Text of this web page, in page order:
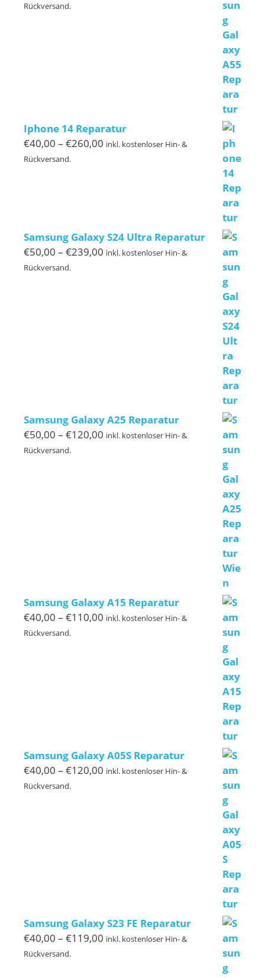
Rückversand.
Iphone 14 Reparatur
€40,00 – €260,00 Preisspanne:
inkl. kostenloser Hin- &
Rückversand.
Samsung Galaxy S24 Ultra Reparatur
€50,00 – €239,00 Preisspanne:
inkl. kostenloser Hin- &
Rückversand.
Samsung Galaxy A25 Reparatur
€50,00 – €120,00 Preisspanne:
inkl. kostenloser Hin- &
Rückversand.
Samsung Galaxy A15 Reparatur
€40,00 – €110,00 Preisspanne:
inkl. kostenloser Hin- &
Rückversand.
Samsung Galaxy A05S Reparatur
€40,00 – €120,00 Preisspanne:
inkl. kostenloser Hin- &
Rückversand.
Samsung Galaxy S23 FE Reparatur
€40,00 – €119,00 Preisspanne:
inkl. kostenloser Hin- &
Rückversand.